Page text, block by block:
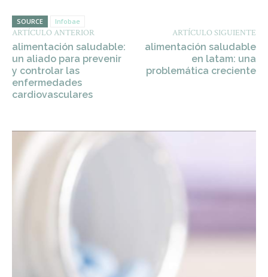
SOURCE Infobae
ARTÍCULO ANTERIOR
alimentación saludable:
un aliado para prevenir
y controlar las
enfermedades
cardiovasculares
ARTÍCULO SIGUIENTE
alimentación saludable
en latam: una
problemática creciente